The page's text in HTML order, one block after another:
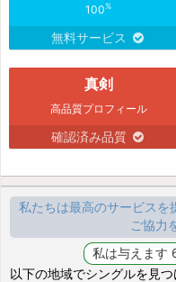
100%
無料サービス
真剣
高品質プロフィール
確認済み品質
私たちは最高のサービスを
ご協力
以下の地域でシングルを見